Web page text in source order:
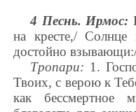
4 Песнь. Ирмос:
на кресте,/ Солнце
достойно
Тропари: 1.
Твоих, с верою к
как бессмертное